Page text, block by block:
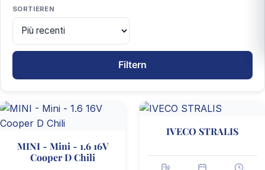
SORTIEREN
Filtern
54 Fahrzeuge gefunden
MINI - Mini - 1.6 16V
Cooper D Chili
IVECO STRALIS